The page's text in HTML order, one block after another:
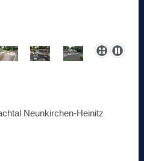
Neunkirchen-Heinitz